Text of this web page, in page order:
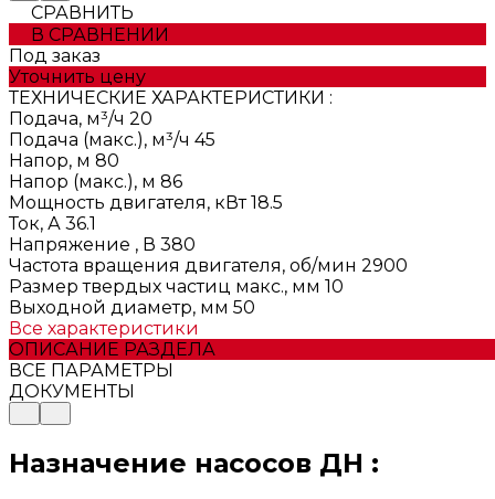
СРАВНИТЬ
В СРАВНЕНИИ
Под заказ
Уточнить цену
ТЕХНИЧЕСКИЕ ХАРАКТЕРИСТИКИ :
Подача, м³/ч 20
Подача (макс.), м³/ч 45
Напор, м 80
Напор (макс.), м 86
Мощность двигателя, кВт 18.5
Ток, А 36.1
Напряжение , В 380
Частота вращения двигателя, об/мин 2900
Размер твердых частиц макс., мм 10
Выходной диаметр, мм 50
Все характеристики
ОПИСАНИЕ РАЗДЕЛА
ВСЕ ПАРАМЕТРЫ
ДОКУМЕНТЫ
Назначение насосов ДН :